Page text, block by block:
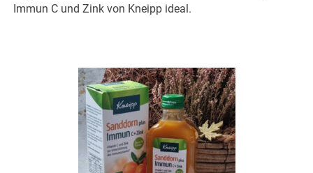
Immun C und Zink von Kneipp ideal.